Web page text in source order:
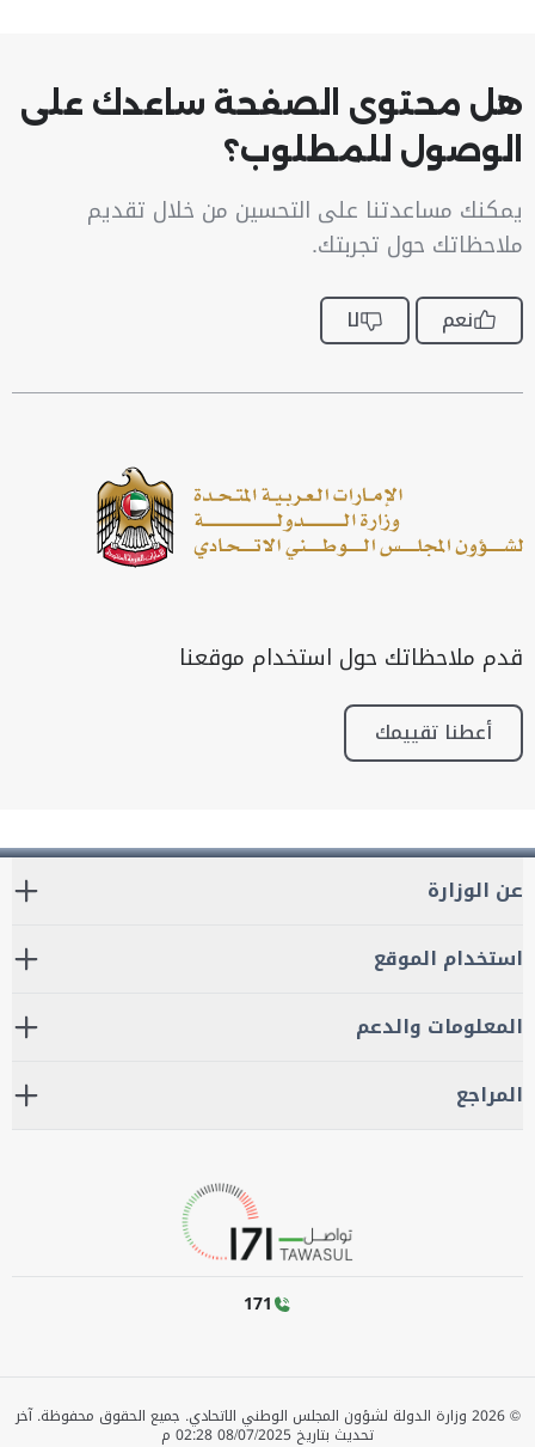
هل محتوى الصفحة ساعدك على
الوصول للمطلوب؟
يمكنك مساعدتنا على التحسين من خلال تقديم
ملاحظاتك حول تجربتك.
نعم لا
قدم ملاحظاتك حول استخدام موقعنا
أعطنا تقييمك
عن الوزارة
استخدام الموقع
المعلومات والدعم
المراجع
171
©
2026 وزارة الدولة لشؤون المجلس الوطني الاتحادي. جميع الحقوق محفوظة.آخر
تحديث بتاريخ 08/07/2025 02:28 م